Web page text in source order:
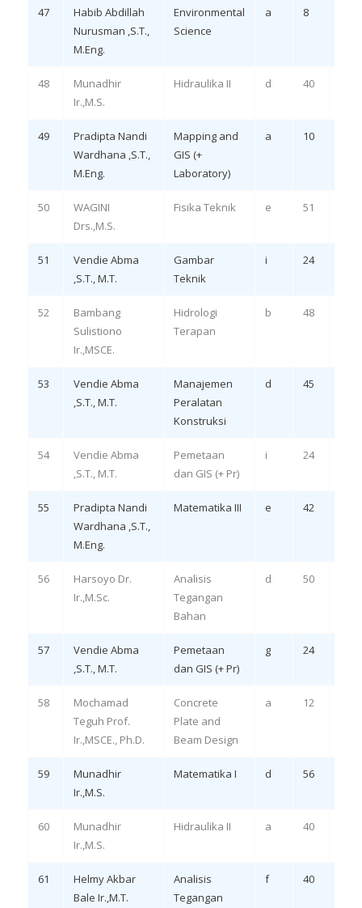
47
Habib Abdillah
Nurusman ,S.T.,
M.Eng.
Environmental
Science
a 8
48
Munadhir
Ir.,M.S.
Hidraulika II d 40
49
Pradipta Nandi
Wardhana ,S.T.,
M.Eng.
Mapping and
GIS (+
Laboratory)
a 10
50
WAGINI
Drs.,M.S.
Fisika Teknik e 51
51
Vendie Abma
,S.T., M.T.
Gambar
Teknik
i 24
52
Bambang
Sulistiono
Ir.,MSCE.
Hidrologi
Terapan
b 48
53
Vendie Abma
,S.T., M.T.
Manajemen
Peralatan
Konstruksi
d 45
54
Vendie Abma
,S.T., M.T.
Pemetaan
dan GIS (+ Pr)
i 24
55
Pradipta Nandi
Wardhana ,S.T.,
M.Eng.
Matematika III e 42
56
Harsoyo Dr.
Ir.,M.Sc.
Analisis
Tegangan
Bahan
d 50
57
Vendie Abma
,S.T., M.T.
Pemetaan
dan GIS (+ Pr)
g 24
58
Mochamad
Teguh Prof.
Ir.,MSCE., Ph.D.
Concrete
Plate and
Beam Design
a 12
59
Munadhir
Ir.,M.S.
Matematika I d 56
60
Munadhir
Ir.,M.S.
Hidraulika II a 40
61
Helmy Akbar
Bale Ir.,M.T.
Analisis
Tegangan
f 40